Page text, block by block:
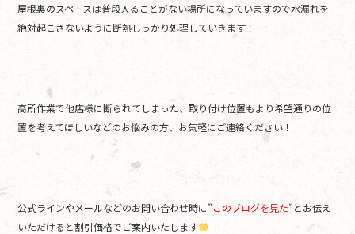
屋根裏のスペースは普段入ることがない場所になっていますので水漏れを
絶対起こさないように断熱しっかり処理していきます！
高所作業で他店様に断られてしまった、取り付け位置もより希望通りの位
置を考えてほしいなどのお悩みの方、お気軽にご連絡ください！
公式ラインやメールなどのお問い合わせ時に”このブログを見た”とお伝え
いただけると割引価格でご案内いたします